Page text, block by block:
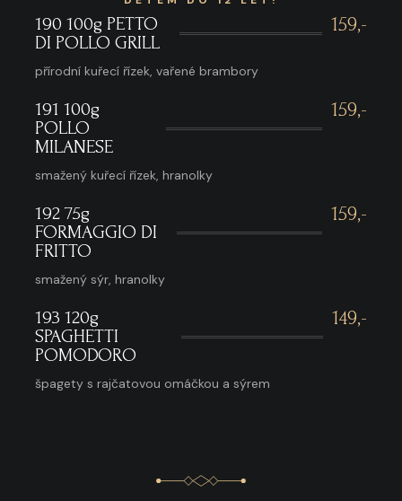
190 100g PETTO
DI POLLO GRILL
159,-
přírodní kuřecí řízek, vařené brambory
191 100g
POLLO
MILANESE
159,-
smažený kuřecí řízek, hranolky
192 75g
FORMAGGIO DI
FRITTO
159,-
smažený sýr, hranolky
193 120g
SPAGHETTI
POMODORO
149,-
špagety s rajčatovou omáčkou a sýrem